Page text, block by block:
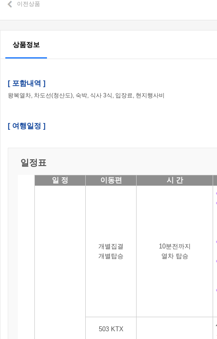
이전상품
상품정보
[ 포함내역 ]
왕복열차, 차도선(청산도), 숙박, 식사 3식, 입장료, 현지행사비
[ 여행일정 ]
일정표
일 정 이동편 시 간
개별집결
개별탑승
10분전까지
열차 탑승
503 KTX